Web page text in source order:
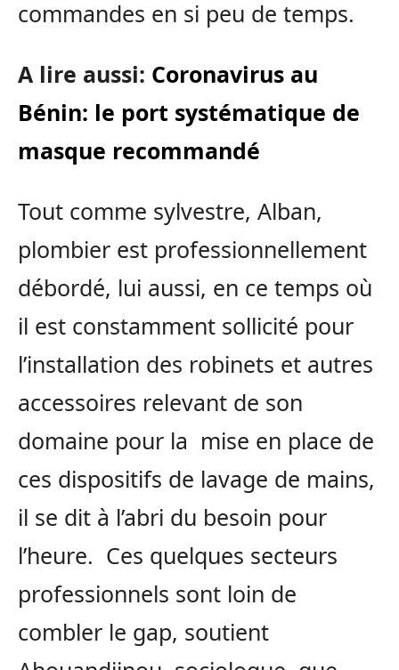
commandes en si peu de temps.
A lire aussi: Coronavirus au
Bénin: le port systématique de
masque recommandé
Tout comme sylvestre, Alban,
plombier est professionnellement
débordé, lui aussi, en ce temps où
il est constamment sollicité pour
l’installation des robinets et autres
accessoires relevant de son
domaine pour la mise en place de
ces dispositifs de lavage de mains,
il se dit à l’abri du besoin pour
l’heure. Ces quelques secteurs
professionnels sont loin de
combler le gap, soutient